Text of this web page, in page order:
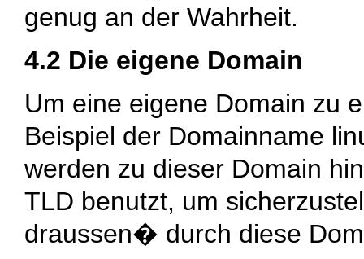
genug an der Wahrheit.
4.2 Die eigene Domain
Um eine eigene Domain zu
Beispiel der Domainname
werden zu dieser Domain
TLD benutzt, um
draussen� durch diese